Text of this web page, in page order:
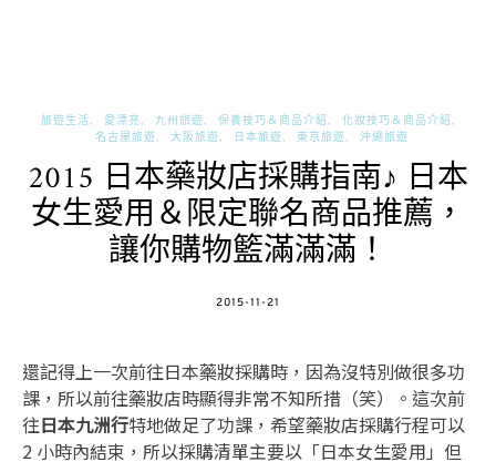
旅遊生活 愛漂亮 九州旅遊 保養技巧＆商品介紹
化妝技巧＆商品介紹
名古屋旅遊
大阪旅遊 日本旅遊 東京旅遊 沖繩旅遊
2015 日本藥妝店採購指南♪ 日本
女生愛用＆限定聯名商品推薦，
讓你購物籃滿滿滿！
POSTED
2015-11-21
還記得上一次前往日本藥妝採購時，因為沒特別做很多功
課，所以前往藥妝店時顯得非常不知所措（笑）。這次前
往日本九洲行特地做足了功課，希望藥妝店採購行程可以
2 小時內結束，所以採購清單主要以「日本女生愛用」但